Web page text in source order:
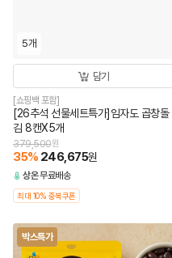
5개
담기
[쇼핑백 포함]
[26추석 선물세트특가]임자도 곱창돌
김 8캔X5개
379,500원
35% 246,675원
상온무료배송
최대 10% 중복쿠폰
박스특가